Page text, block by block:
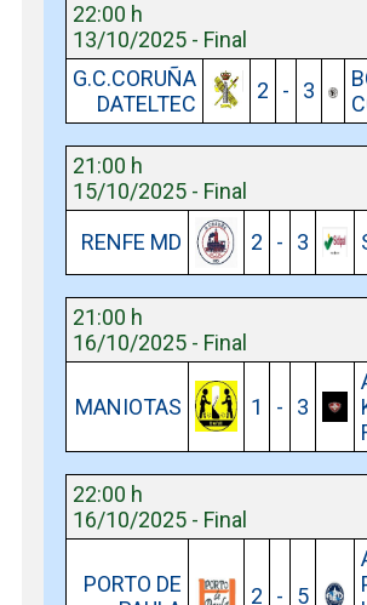
22:00 h
13/10/2025 - Final
G.C.CORUÑA
DATELTEC
2 - 3
21:00 h
15/10/2025 - Final
RENFE MD
2 - 3
21:00 h
16/10/2025 - Final
MANIOTAS 1 - 3
22:00 h
16/10/2025 - Final
PORTO DE
2 - 5